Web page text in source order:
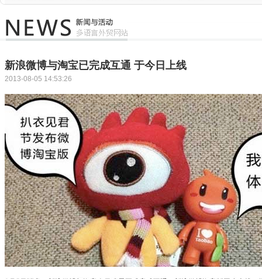
新浪微博与淘宝已完成互通 于今日上线
2013-08-05 14:53:26